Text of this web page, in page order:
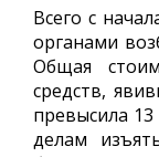
Всего с
органами
Общая
средств,
превысила
делам